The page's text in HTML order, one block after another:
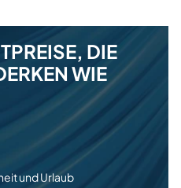
DIE
WIE
und Urlaub